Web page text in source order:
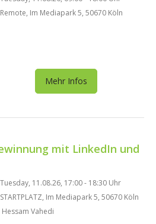
Remote, Im Mediapark 5, 50670 Köln
Mehr Infos
mit LinkedIn und
Tuesday, 11.08.26, 17:00 - 18:30 Uhr
STARTPLATZ, Im Mediapark 5, 50670 Köln
Hessam Vahedi